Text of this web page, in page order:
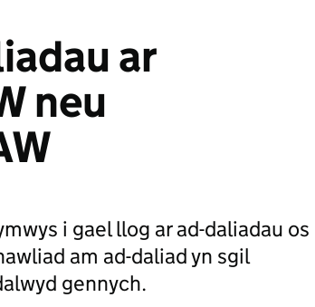
ar
neu
i gael llog ar ad-daliadau os
am ad-daliad yn sgil
gennych.